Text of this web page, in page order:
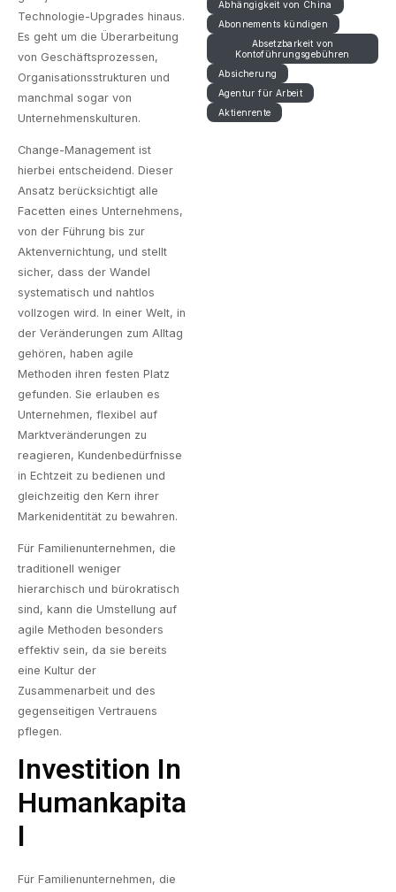
Technologie-Upgrades hinaus.
Es geht um die Überarbeitung
von Geschäftsprozessen,
Organisationsstrukturen und
manchmal sogar von
Unternehmenskulturen.
Change-Management ist
hierbei entscheidend. Dieser
Ansatz berücksichtigt alle
Facetten eines Unternehmens,
von der Führung bis zur
Aktenvernichtung, und stellt
sicher, dass der Wandel
systematisch und nahtlos
vollzogen wird. In einer Welt, in
der Veränderungen zum Alltag
gehören, haben agile
Methoden ihren festen Platz
gefunden. Sie erlauben es
Unternehmen, flexibel auf
Marktveränderungen zu
reagieren, Kundenbedürfnisse
in Echtzeit zu bedienen und
gleichzeitig den Kern ihrer
Markenidentität zu bewahren.
Für Familienunternehmen, die
traditionell weniger
hierarchisch und bürokratisch
sind, kann die Umstellung auf
agile Methoden besonders
effektiv sein, da sie bereits
eine Kultur der
Zusammenarbeit und des
gegenseitigen Vertrauens
pflegen.
Investition In
Humankapita
L
Für Familienunternehmen, die
Abhängigkeit von China
Abonnements kündigen
Absetzbarkeit von
Kontoführungsgebühren
Absicherung
Agentur für Arbeit
Aktienrente